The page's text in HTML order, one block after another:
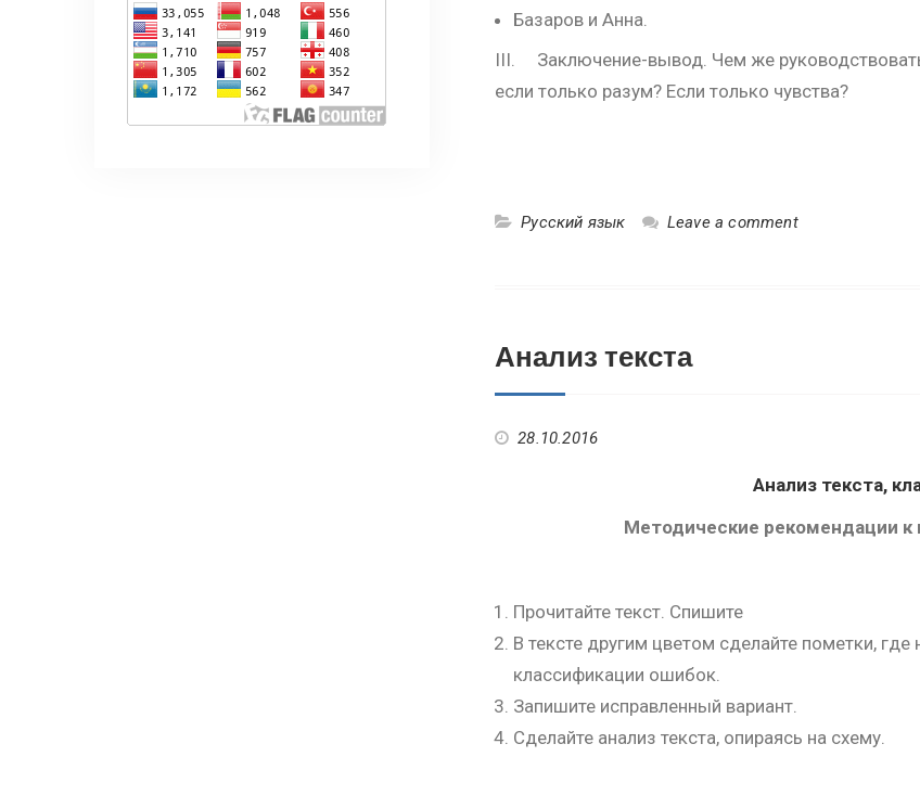
Базаров и Анна.
III. Заключение-вывод. Чем же
если только разум? Если только чувства?
Русский язык Leave a comment
Анализ текста
28.10.2016
Анализ текста,
Методические рекомендации
Прочитайте текст. Спишите
В тексте другим цветом сделайте пометки,
классификации ошибок.
Запишите исправленный вариант.
Сделайте анализ текста, опираясь на схему.